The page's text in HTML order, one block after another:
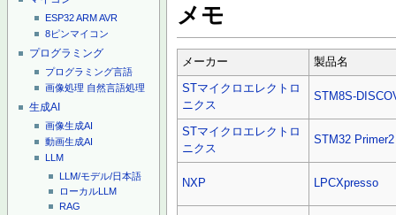
ESP32ARMAVR
8ピンマイコン
プログラミング
プログラミング言語
画像処理 自然言語処理
生成AI
画像生成AI
動画生成AI
LLM
LLM/モデル/日本語
ローカルLLM
RAG
メモ
メーカー 製品名
STマイクロエレクトロ
ニクス
STM8S-
STマイクロエレクトロ
ニクス
STM32 Primer2
NXP LPCXpresso